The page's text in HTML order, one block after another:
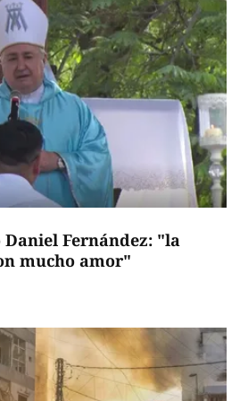
Daniel Fernández: "la
mucho amor"